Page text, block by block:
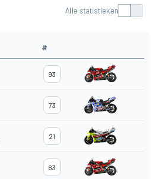
Alle statistieken
#
93
73
21
63